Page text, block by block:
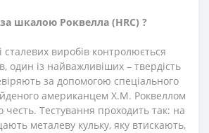
за шкалою Роквелла (HRC) ?
сталевих виробів контролюється
один із найважливіших – твердість
за допомогою спеціального
американцем Х.М. Роквеллом
честь. Тестування проходить так: на
металеву кульку, яку втискають,